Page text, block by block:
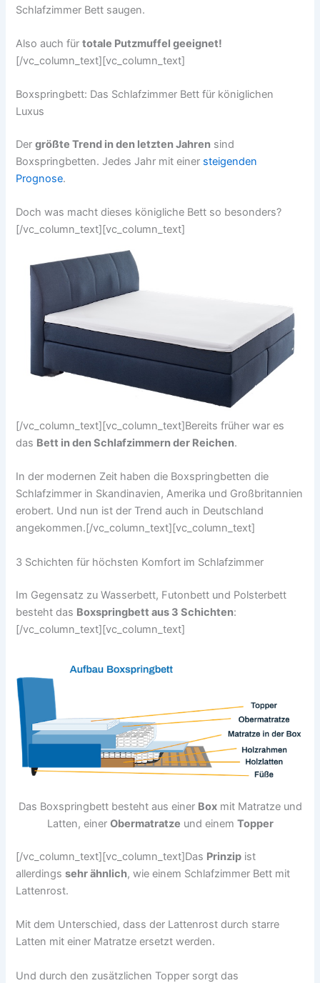
Schlafzimmer Bett saugen.
Also auch fürtotale Putzmuffel geeignet!
[/vc_column_text][vc_column_text]
Boxspringbett: Das Schlafzimmer Bett für königlichen
Luxus
Dergrößte Trend in den letzten Jahren sind
Boxspringbetten. Jedes Jahr mit einer steigenden
Prognose.
Doch was macht dieses königliche Bett so besonders?
[/vc_column_text][vc_column_text]
[/vc_column_text][vc_column_text]Bereits früher war es
das Bett in den Schlafzimmern der Reichen.
In der modernen Zeit haben die Boxspringbetten die
Schlafzimmer in Skandinavien, Amerika und Großbritannien
erobert. Und nun ist der Trend auch in Deutschland
angekommen.[/vc_column_text][vc_column_text]
3 Schichten für höchsten Komfort im Schlafzimmer
Im Gegensatz zu Wasserbett, Futonbett und Polsterbett
besteht das Boxspringbett aus 3 Schichten:
[/vc_column_text][vc_column_text]
Das Boxspringbett besteht aus einer Boxmit Matratze und
Latten, einer Obermatratze und einem Topper
[/vc_column_text][vc_column_text]Das Prinzip ist
allerdingssehr ähnlich, wie einem Schlafzimmer Bett mit
Lattenrost.
Mit dem Unterschied, dass der Lattenrost durch starre
Latten mit einer Matratze ersetzt werden.
Und durch den zusätzlichen Topper sorgt das